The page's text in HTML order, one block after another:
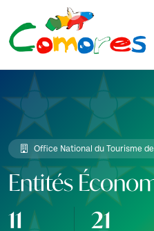
Office National du Tourisme
Entités
11
21